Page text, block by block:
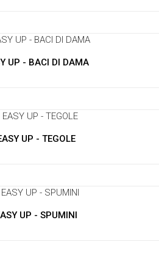
UP - BACI DI DAMA
UP - TEGOLE
UP - SPUMINI